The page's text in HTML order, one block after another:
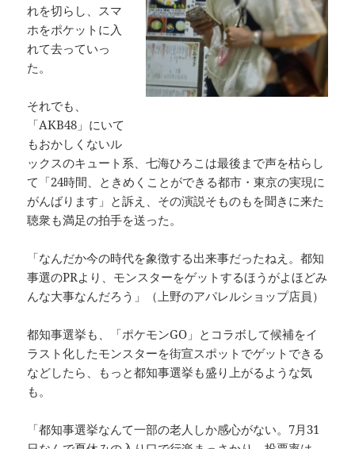
れを切らし、スマ
ホをポケットに入
れて去っていっ
た。
それでも、
「AKB48」にいて
もおかしくないル
ックスのキュート系、七海ひろこは最後まで声を枯らし
て「24時間、ときめくことができる都市・東京の実現に
がんばります」と訴え、その演説そものもを聞きに来た
聴衆も満足の拍手を送った。
「なんだか今の時代を象徴する出来事だったねえ。都知
事選のPRより、モンスターをゲットするほうがよほどみ
んな大事なんだろう」（上野のアパレルショップ店員）
都知事選挙も、「ポケモンGO」とコラボして候補をイ
ラスト化したモンスターを街宣スポットでゲットできる
などしたら、もっと都知事選挙も盛り上がるような気
も。
「都知事選挙なんて一部の老人しか感心がない。7月31